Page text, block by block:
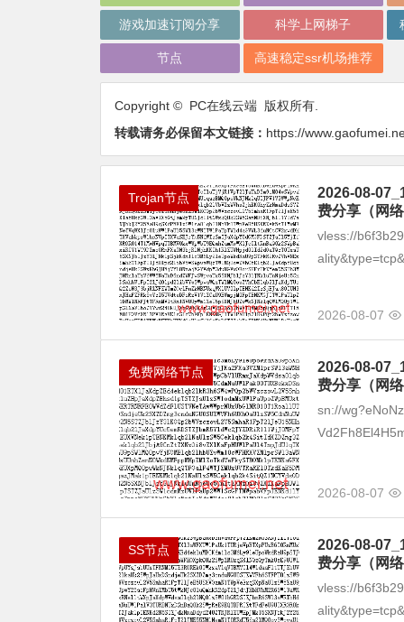
游戏加速订阅分享 科学上网梯子
节点 高速稳定ssr机场推荐
Copyright © PC在线云端 版权所有.
转载请务必保留本文链接： https://
Trojan节点
2026-08-
费分享（网
vless://
2026-08-07
免费网络节点
2026-08-
费分享（网
sn://
2026-08-07
SS节点
2026-08-
费分享（网
vless://